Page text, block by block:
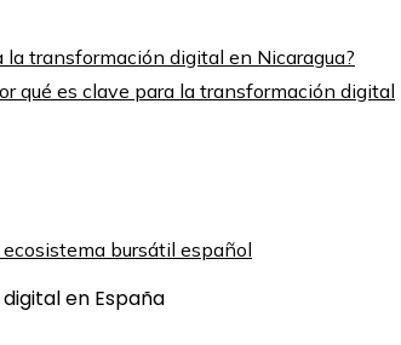
qué es clave para la transformación digital
en España